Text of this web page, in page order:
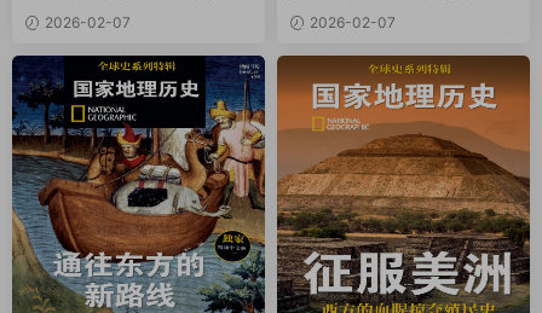
巫术的历史 PDF
2026-02-07
罗马帝国的覆灭 PDF
2026-02-07